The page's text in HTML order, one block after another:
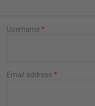
Username *
Email address *